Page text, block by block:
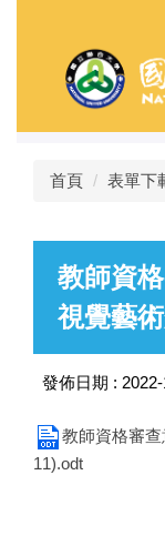
容
首頁 表單下
教師資
視覺藝
發佈日期 :
教師資格審
11).odt